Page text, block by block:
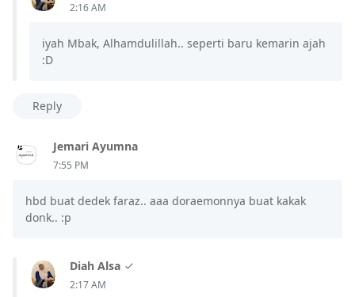
2:16 AM
iyah Mbak, Alhamdulillah.. seperti baru kemarin ajah
:D
Reply
Jemari Ayumna
7:55 PM
hbd buat dedek faraz.. aaa doraemonnya buat kakak
donk.. :p
Diah Alsa
2:17 AM